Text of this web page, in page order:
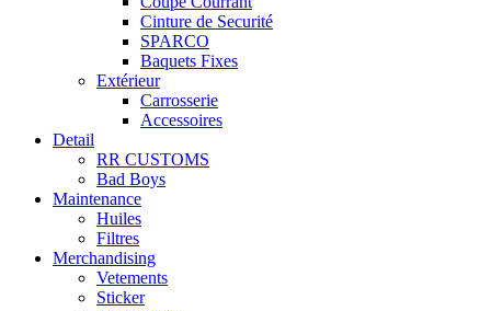
Cinture de Securité
SPARCO
Baquets Fixes
Extérieur
Carrosserie
Accessoires
Detail
RR CUSTOMS
Bad Boys
Maintenance
Huiles
Filtres
Merchandising
Vetements
Sticker